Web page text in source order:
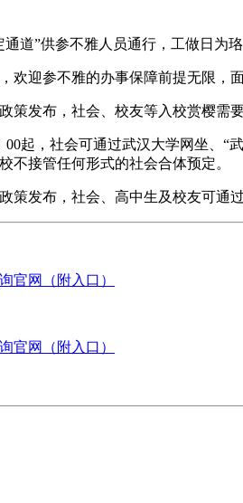
”供参不雅人员通行，工做日为珞
迎参不雅的办事保障前提无限，面
发布，社会、校友等入校赏樱需要
起，社会可通过武汉大学网坐、“
不接管任何形式的社会合体预定。
发布，社会、高中生及校友可通
官网（附入口）
官网（附入口）